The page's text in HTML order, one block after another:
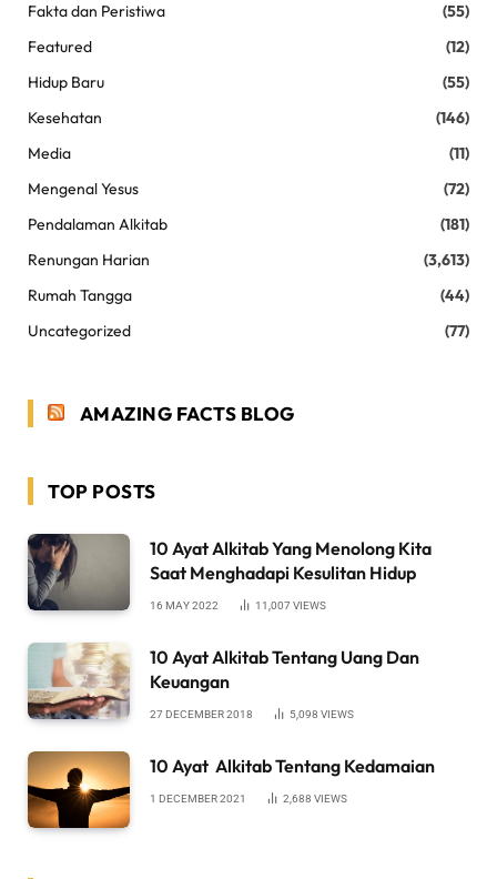
Fakta dan Peristiwa
(55)
Featured
(12)
Hidup Baru
(55)
Kesehatan
(146)
Media
(11)
Mengenal Yesus
(72)
Pendalaman Alkitab
(181)
Renungan Harian
(3,613)
Rumah Tangga
(44)
Uncategorized
(77)
AMAZING FACTS BLOG
TOP POSTS
10 Ayat Alkitab Yang Menolong Kita
Saat Menghadapi Kesulitan Hidup
16 MAY 2022 11,007 VIEWS
10 Ayat Alkitab Tentang Uang Dan
Keuangan
27 DECEMBER 2018 5,098 VIEWS
10 Ayat Alkitab Tentang Kedamaian
1 DECEMBER 2021 2,688 VIEWS